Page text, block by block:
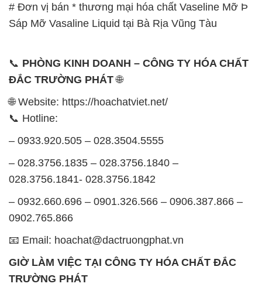
# Đơn vị bán * thương mại hóa chất Vaseline Mỡ Þ
Sáp Mỡ Vasaline Liquid tại Bà Rịa Vũng Tàu
📞 PHÒNG KINH DOANH – CÔNG TY HÓA CHẤT
ĐẮC TRƯỜNG PHÁT🌐
🌐 Website: https://hoachatviet.net/
📞 Hotline:
– 0933.920.505 – 028.3504.5555
– 028.3756.1835 – 028.3756.1840 –
028.3756.1841- 028.3756.1842
– 0932.660.696 – 0901.326.566 – 0906.387.866 –
0902.765.866
📧 Email: hoachat@dactruongphat.vn
GIỜ LÀM VIỆC TẠI CÔNG TY HÓA CHẤT ĐẮC
TRƯỜNG PHÁT